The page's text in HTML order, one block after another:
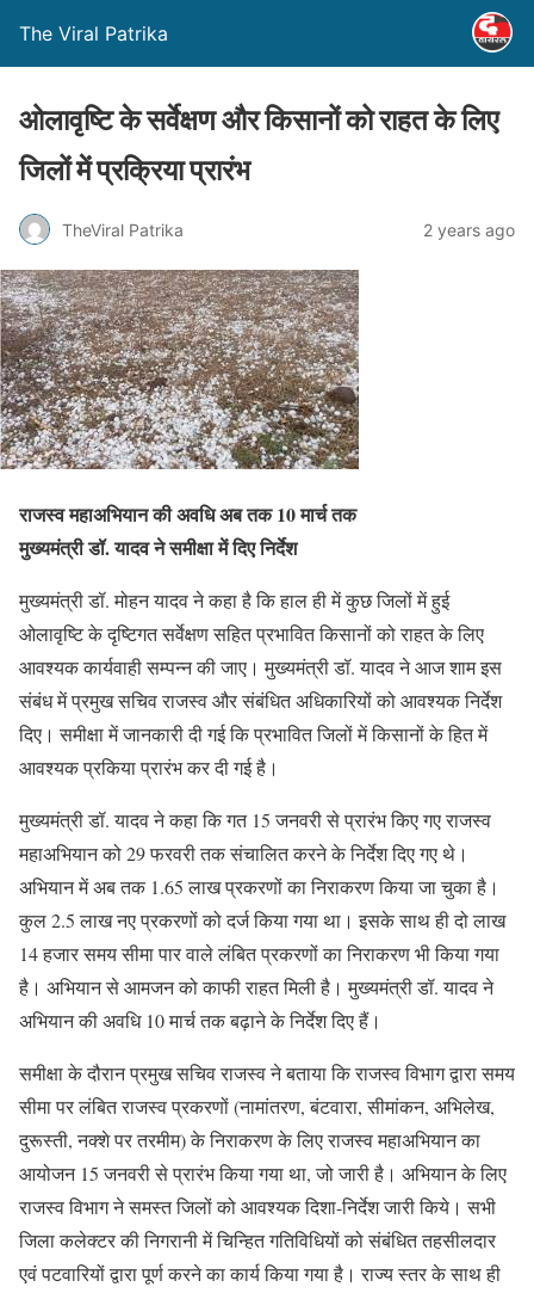
The Viral Patrika
ओलावृष्टि के सर्वेक्षण और किसानों को राहत के लिए
जिलों में प्रक्रिया प्रारंभ
TheViral Patrika 2 years ago
राजस्व महाअभियान की अवधि अब तक 10 मार्च तक
मुख्यमंत्री डॉ. यादव ने समीक्षा में दिए निर्देश
मुख्यमंत्री डॉ. मोहन यादव ने कहा है कि हाल ही में कुछ जिलों में हुई
ओलावृष्टि के दृष्टिगत सर्वेक्षण सहित प्रभावित किसानों को राहत के लिए
आवश्यक कार्यवाही सम्पन्न की जाए। मुख्यमंत्री डॉ. यादव ने आज शाम इस
संबंध में प्रमुख सचिव राजस्व और संबंधित अधिकारियों को आवश्यक निर्देश
दिए। समीक्षा में जानकारी दी गई कि प्रभावित जिलों में किसानों के हित में
आवश्यक प्रकिया प्रारंभ कर दी गई है।
मुख्यमंत्री डॉ. यादव ने कहा कि गत 15 जनवरी से प्रारंभ किए गए राजस्व
महाअभियान को 29 फरवरी तक संचालित करने के निर्देश दिए गए थे।
अभियान में अब तक 1.65 लाख प्रकरणों का निराकरण किया जा चुका है।
कुल 2.5 लाख नए प्रकरणों को दर्ज किया गया था। इसके साथ ही दो लाख
14 हजार समय सीमा पार वाले लंबित प्रकरणों का निराकरण भी किया गया
है। अभियान से आमजन को काफी राहत मिली है। मुख्यमंत्री डॉ. यादव ने
अभियान की अवधि 10 मार्च तक बढ़ाने के निर्देश दिए हैं।
समीक्षा के दौरान प्रमुख सचिव राजस्व ने बताया कि राजस्व विभाग द्वारा समय
सीमा पर लंबित राजस्व प्रकरणों (नामांतरण, बंटवारा, सीमांकन, अभिलेख,
दुरूस्ती, नक्शे पर तरमीम) के निराकरण के लिए राजस्व महाअभियान का
आयोजन 15 जनवरी से प्रारंभ किया गया था, जो जारी है। अभियान के लिए
राजस्व विभाग ने समस्त जिलों को आवश्यक दिशा-निर्देश जारी किये। सभी
जिला कलेक्टर की निगरानी में चिन्हित गतिविधियों को संबंधित तहसीलदार
एवं पटवारियों द्वारा पूर्ण करने का कार्य किया गया है। राज्य स्तर के साथ ही